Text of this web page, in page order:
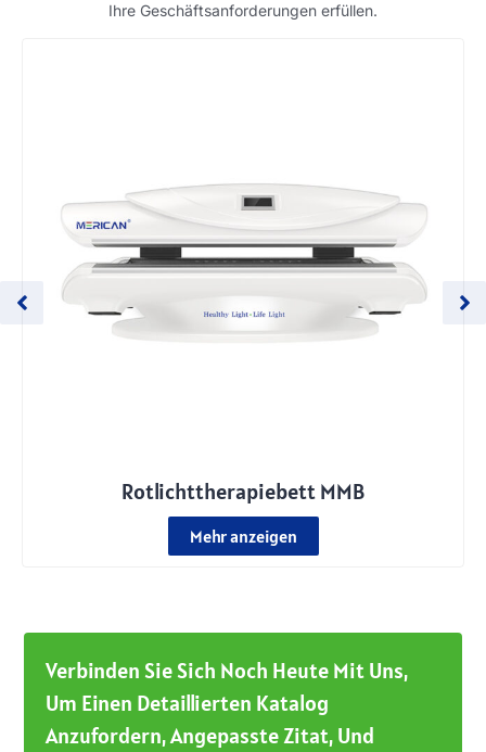
Ihre Geschäftsanforderungen erfüllen.
Rotlichttherapiebett MMB
Mehr anzeigen
Verbinden Sie Sich Noch Heute Mit Uns,
Um Einen Detaillierten Katalog
Anzufordern, Angepasste Zitat, Und